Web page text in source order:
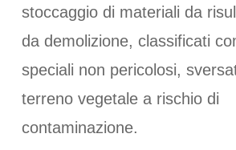
stoccaggio di materiali da
da demolizione, classificati
speciali non pericolosi,
terreno vegetale a rischio di
contaminazione.